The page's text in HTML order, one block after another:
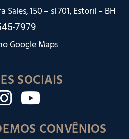
Sales, 150 – sl 701, Estoril – BH
7979
Google Maps
SOCIAIS
CONVÊNIOS